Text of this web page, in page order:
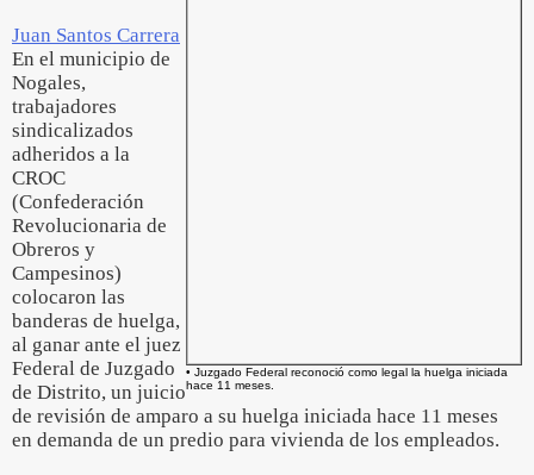
• Juzgado Federal reconoció como legal la huelga iniciada
hace 11 meses.
Juan Santos Carrera
En el municipio de
Nogales,
trabajadores
sindicalizados
adheridos a la
CROC
(Confederación
Revolucionaria de
Obreros y
Campesinos)
colocaron las
banderas de huelga,
al ganar ante el juez
Federal de Juzgado
de Distrito, un juicio
de revisión de amparo a su huelga iniciada hace 11 meses
en demanda de un predio para vivienda de los empleados.